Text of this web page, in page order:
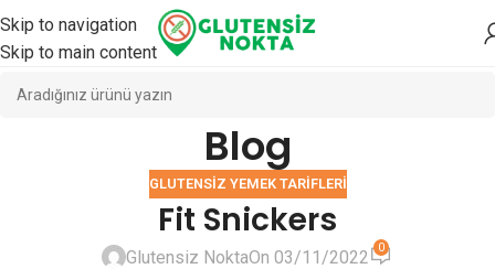
Skip to navigation
Skip to main content
Blog
GLUTENSIZ YEMEK TARIFLERI
Fit Snickers
Glutensiz NoktaOn 03/11/2022 0